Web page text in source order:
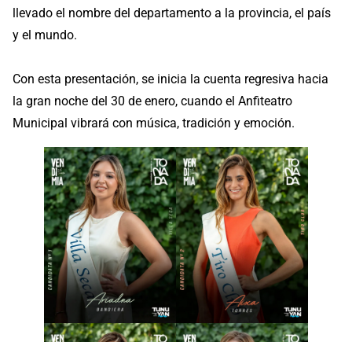
llevado el nombre del departamento a la provincia, el país
y el mundo.
Con esta presentación, se inicia la cuenta regresiva hacia
la gran noche del 30 de enero, cuando el Anfiteatro
Municipal vibrará con música, tradición y emoción.